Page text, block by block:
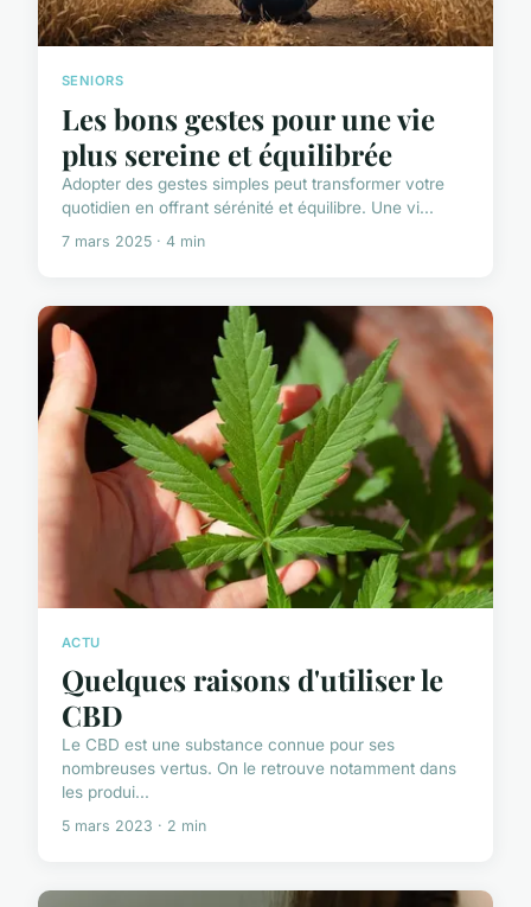
SENIORS
Les bons gestes pour une vie
plus sereine et équilibrée
Adopter des gestes simples peut transformer votre
quotidien en offrant sérénité et équilibre. Une vi...
7 mars 2025 · 4 min
ACTU
Quelques raisons d'utiliser le
CBD
Le CBD est une substance connue pour ses
nombreuses vertus. On le retrouve notamment dans
les produi...
5 mars 2023 · 2 min